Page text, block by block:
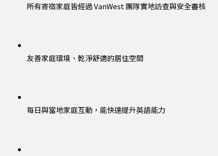
所有寄宿家庭皆經過 VanWest 團隊實地訪查與安全審核
友善家庭環境、乾淨舒適的居住空間
每日與當地家庭互動，能快速提升英語能力